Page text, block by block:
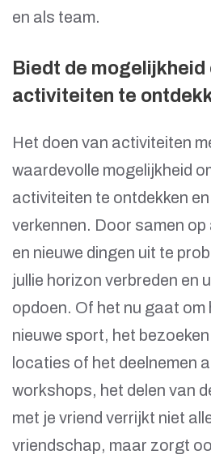
en als team.
Biedt de mogelijkheid
activiteiten te
Het doen van activiteiten
waardevolle mogelijkheid
activiteiten te ontdekken
verkennen. Door samen
en nieuwe dingen uit te
jullie horizon verbreden en
opdoen. Of het nu gaat om
nieuwe sport, het
locaties of het deelnemen
workshops, het delen van
met je vriend verrijkt niet
vriendschap, maar zorgt